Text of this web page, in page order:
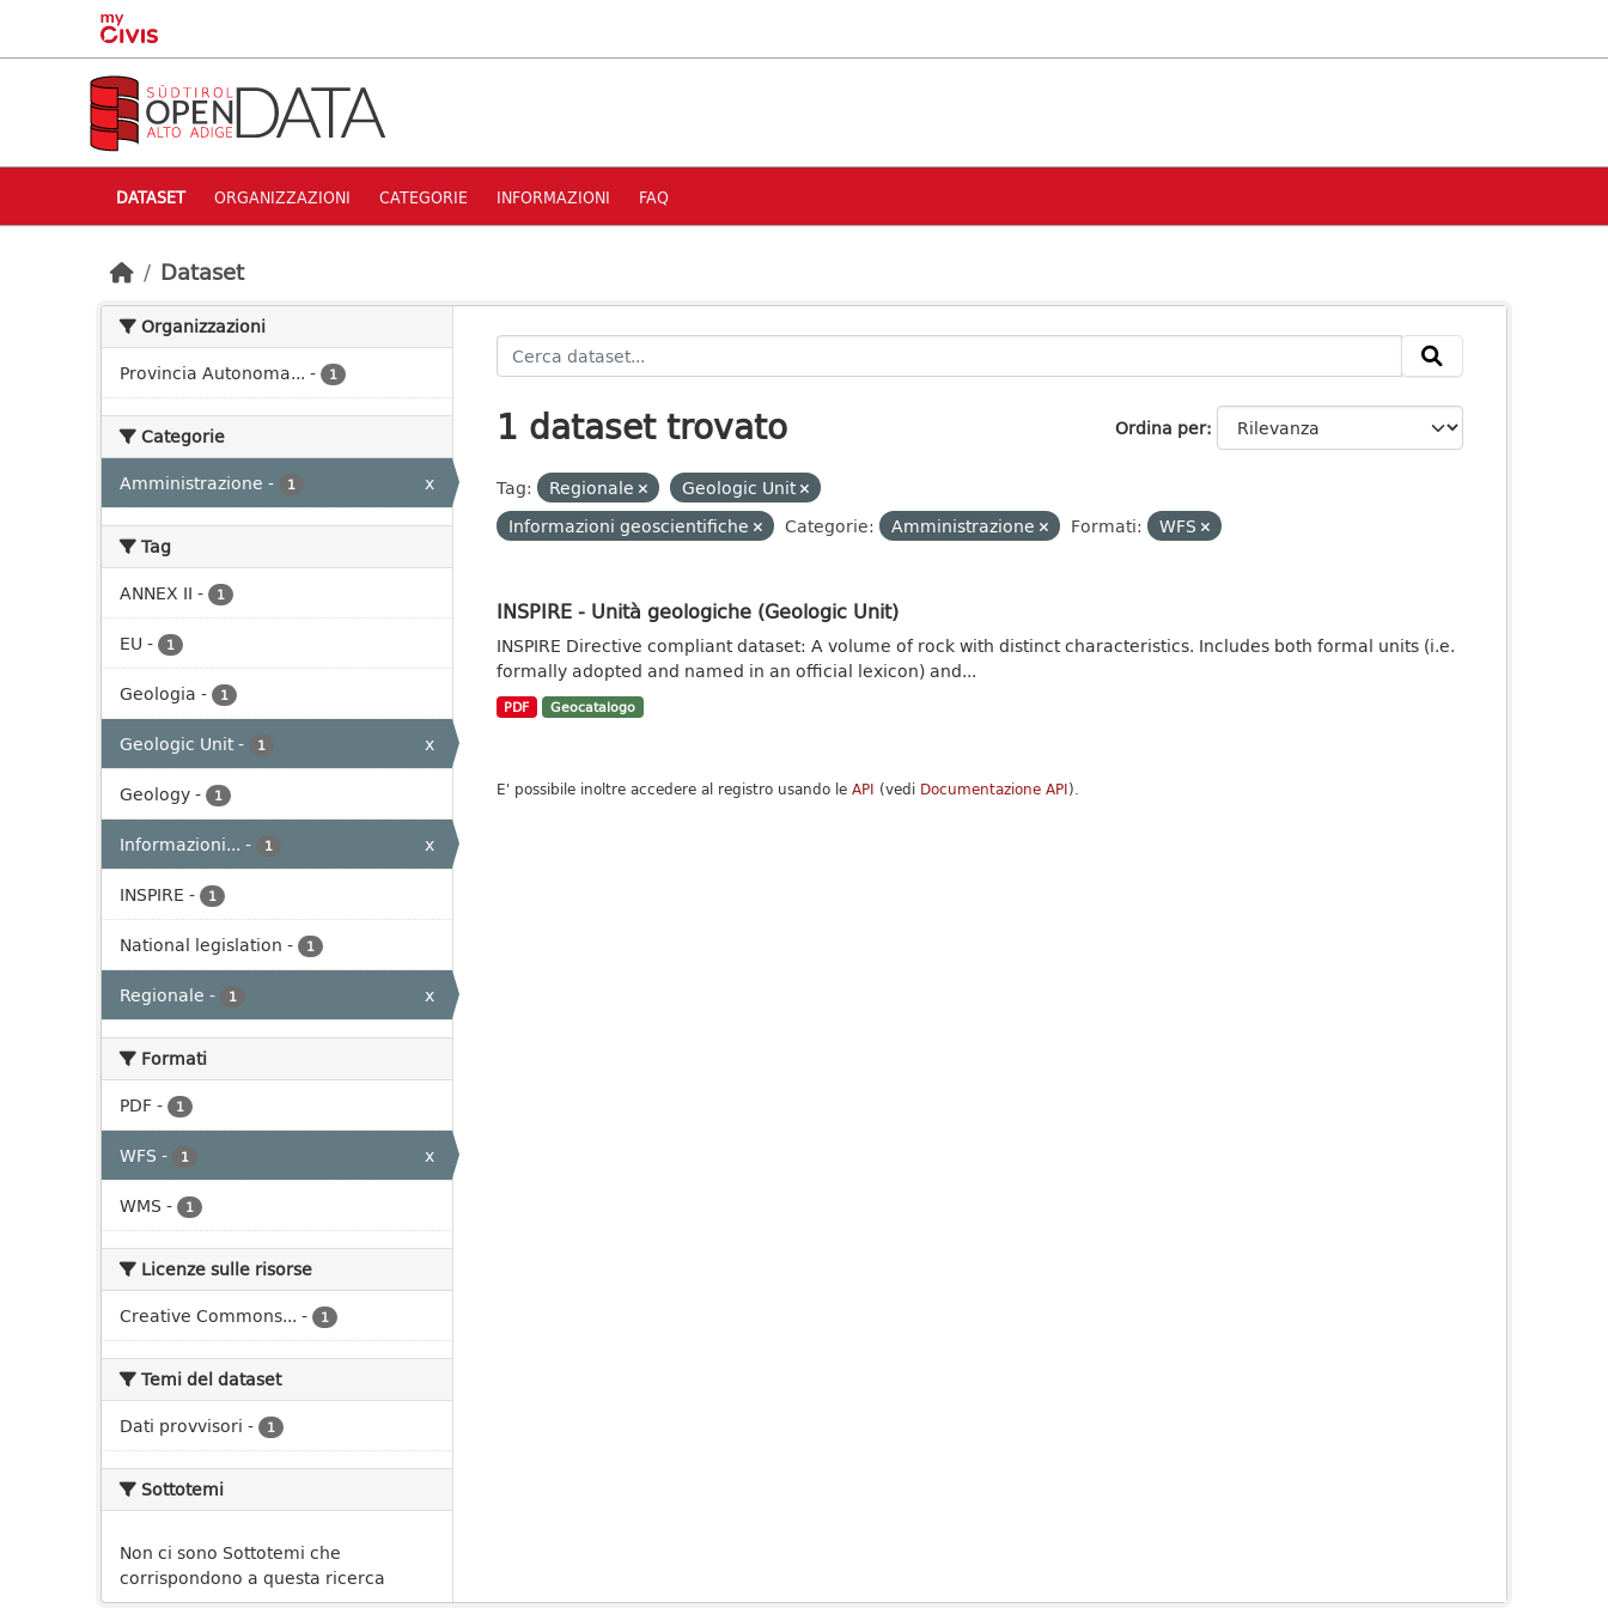
Skip to main content
DATASET ORGANIZZAZIONI CATEGORIE INFORMAZIONI FAQ
Dataset
Organizzazioni
Provincia Autonoma... - 1
Categorie
Amministrazione - 1 x
Tag
ANNEX II - 1
EU - 1
Geologia - 1
Geologic Unit- 1
x
Geology- 1
Informazioni... - 1
x
INSPIRE - 1
National legislation - 1
Regionale - 1 x
Formati
PDF- 1
WFS - 1
x
WMS - 1
Licenze sulle risorse
Creative Commons... - 1
Temi del dataset
Dati provvisori - 1
Sottotemi
Non ci sono Sottotemi che
corrispondono a questa ricerca
Ordina per
1 dataset trovato
Tag: Regionale
Geologic Unit
Informazioni geoscientifiche
Categorie: Amministrazione Formati: WFS
INSPIRE - Unità geologiche (Geologic Unit)
INSPIRE Directive compliant dataset: A volume of rock with distinct characteristics. Includes both formal units (i.e.
formally adopted and named in an official lexicon) and...
PDF Geocatalogo
E' possibile inoltre accedere al registro usando le API (vedi Documentazione API).